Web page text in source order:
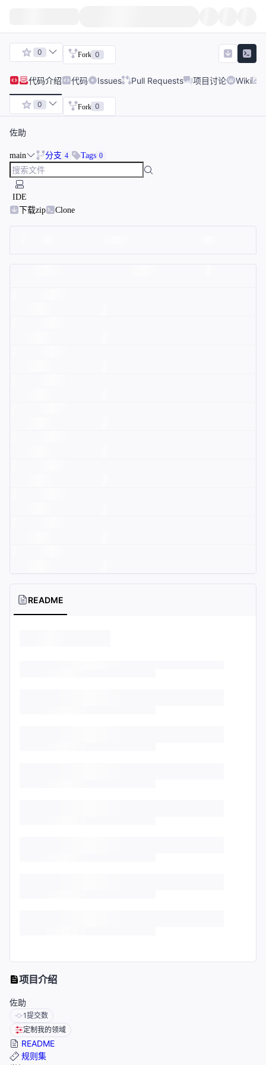
0 Fork 0
代码介绍 代码 Issues Pull Requests 项目讨论 Wiki
0 Fork 0
佐助
main 分支 4 Tags 0
IDE
下载zip
Clone
README
项目介绍
佐助
1提交数
定制我的领域
README
规则集